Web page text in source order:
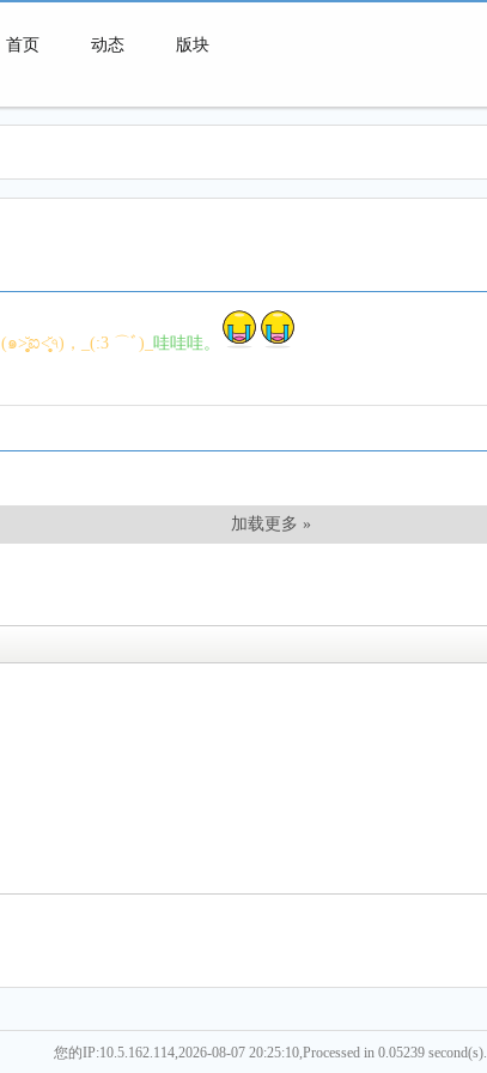
首页 动态 版块
(๑˃̥̩̥̥̥̥̆ಐ˂̩̩̥̥̩̥̆৭)，_(:3 ⌒ﾞ)_ 哇哇哇。
加载更多 »
您的IP:10.5.162.114,2026-08-07 20:25:10,Processed in 0.05239 second(s).